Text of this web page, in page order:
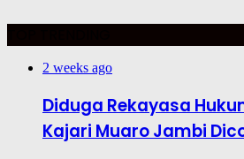
2 weeks ago
Diduga Rekayasa
Kajari Muaro Jambi